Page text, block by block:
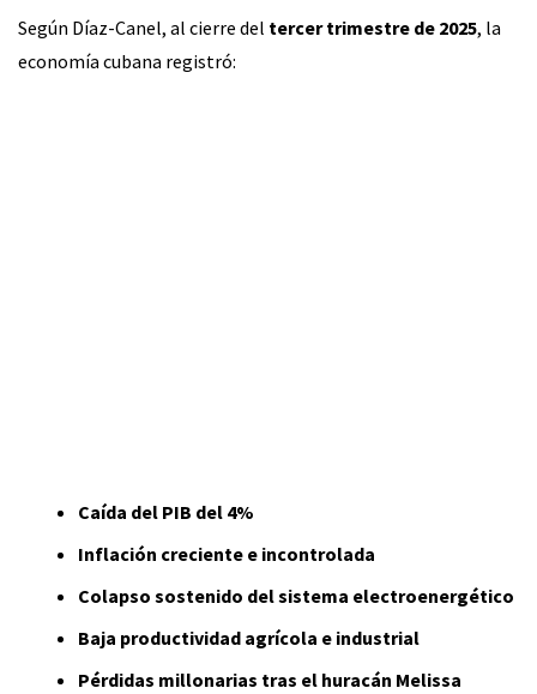
Según Díaz-Canel, al cierre del tercer trimestre de 2025, la
economía cubana registró:
Caída del PIB del 4%
Inflación creciente e incontrolada
Colapso sostenido del sistema electroenergético
Baja productividad agrícola e industrial
Pérdidas millonarias tras el huracán Melissa